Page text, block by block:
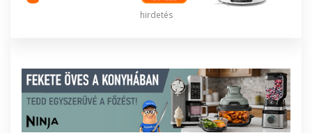
hirdetés